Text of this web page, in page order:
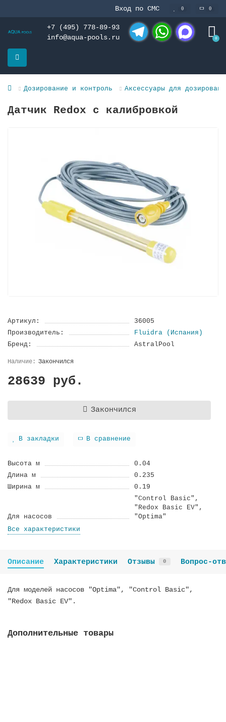
Вход по СМС 0 0
+7 (495) 778-89-93
info@aqua-pools.ru
0
Дозирование и контроль Аксессуары для
Датчик Redox с калибровкой
Артикул:
36005
Производитель:
Fluidra (Испания)
Бренд:
AstralPool
Закончился
28639 руб.
Закончился
В закладки В сравнение
Высота м
0.04
Длина м
0.235
Ширина м
0.19
Для насосов
"Control Basic",
"Redox Basic EV",
"Optima"
Все характеристики
Описание Характеристики Отзывы 0 Вопрос-
Для моделей насосов "Optima", "Control Basic",
"Redox Basic EV".
Дополнительные товары